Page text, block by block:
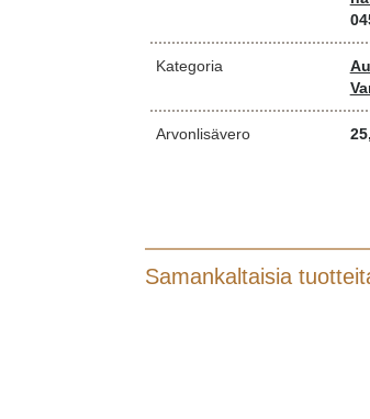
Kategoria
Arvonlisävero
Samankaltaisia